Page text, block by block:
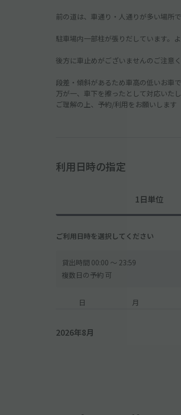
前の道は、車通り・人通りが多い場所
駐車場内一部柱が張りだしています。
後方に車止めがございませんのご注意く
段差・傾斜があるため車高の低いお車
万が一、車下を擦ったとして対応いた
ご理解の上、予約/利用をお願いします
利用日時の指定
1日単位
ご利用日時を選択してください
貸出時間 00:00 〜 23:59
複数日の予約 可
日 月
2026年8月